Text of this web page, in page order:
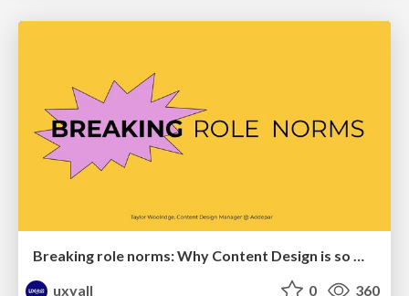
Breaking role norms: Why Content Design is so much more than writing copy - Taylor Woolridge
uxyall
0 360